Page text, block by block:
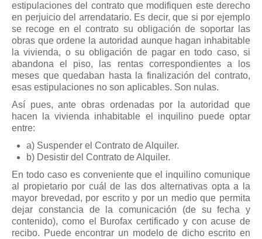
estipulaciones del contrato que modifiquen este derecho
en perjuicio del arrendatario. Es decir, que si por ejemplo
se recoge en el contrato su obligación de soportar las
obras que ordene la autoridad aunque hagan inhabitable
la vivienda, o su obligación de pagar en todo caso, si
abandona el piso, las rentas correspondientes a los
meses que quedaban hasta la finalización del contrato,
esas estipulaciones no son aplicables. Son nulas.
Así pues, ante obras ordenadas por la autoridad que
hacen la vivienda inhabitable el inquilino puede optar
entre:
a) Suspender el Contrato de Alquiler.
b) Desistir del Contrato de Alquiler.
En todo caso es conveniente que el inquilino comunique
al propietario por cuál de las dos alternativas opta a la
mayor brevedad, por escrito y por un medio que permita
dejar constancia de la comunicación (de su fecha y
contenido), como el Burofax certificado y con acuse de
recibo. Puede encontrar un modelo de dicho escrito en